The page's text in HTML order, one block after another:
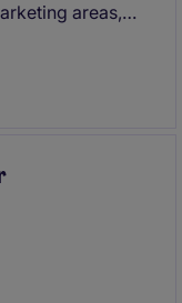
areas,
environment.
proactive